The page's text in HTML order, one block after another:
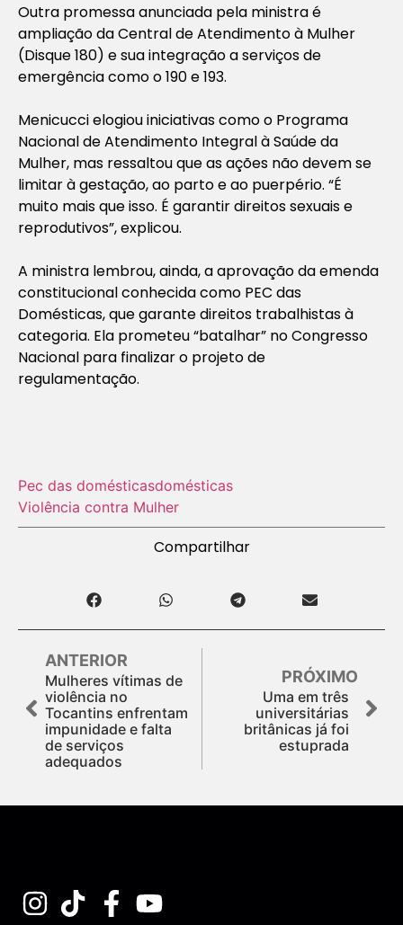
Outra promessa anunciada pela ministra é
ampliação da Central de Atendimento à Mulher
(Disque 180) e sua integração a serviços de
emergência como o 190 e 193.
Menicucci elogiou iniciativas como o Programa
Nacional de Atendimento Integral à Saúde da
Mulher, mas ressaltou que as ações não devem se
limitar à gestação, ao parto e ao puerpério. “É
muito mais que isso. É garantir direitos sexuais e
reprodutivos”, explicou.
A ministra lembrou, ainda, a aprovação da emenda
constitucional conhecida como PEC das
Domésticas, que garante direitos trabalhistas à
categoria. Ela prometeu “batalhar” no Congresso
Nacional para finalizar o projeto de
regulamentação.
Pec das domésticasdomésticas
Violência contra Mulher
Compartilhar
ANTERIOR
Mulheres vítimas de
violência no
Tocantins enfrentam
impunidade e falta
de serviços
adequados
PRÓXIMO
Uma em três
universitárias
britânicas já foi
estuprada